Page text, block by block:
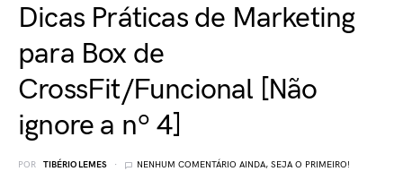
Dicas Práticas de Marketing
para Box de
CrossFit/Funcional [Não
ignore a nº 4]
POR TIBÉRIO LEMES NENHUM COMENTÁRIO AINDA, SEJA O PRIMEIRO!